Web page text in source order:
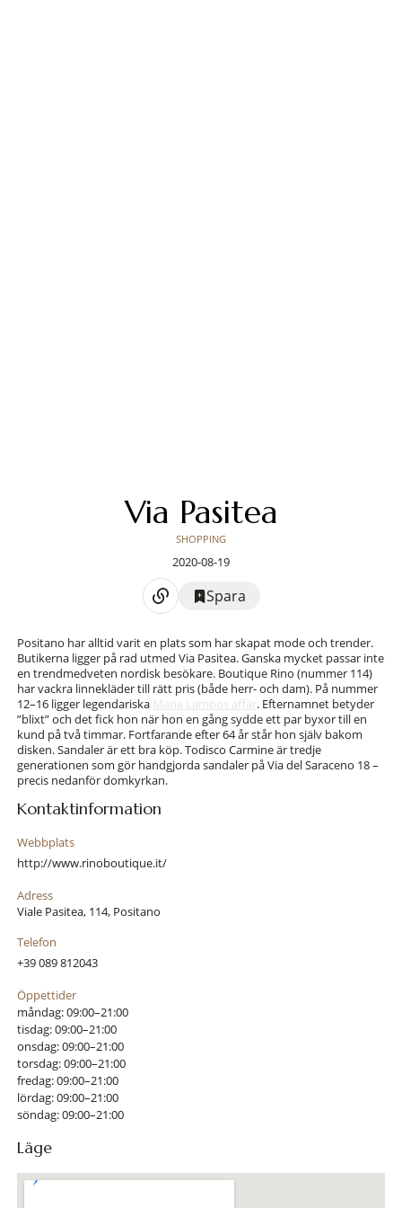
Via Pasitea
SHOPPING
2020-08-19
Spara
Positano har alltid varit en plats som har skapat mode och trender.
Butikerna ligger på rad utmed Via Pasitea. Ganska mycket passar inte
en trendmedveten nordisk besökare. Boutique Rino (nummer 114)
har vackra linnekläder till rätt pris (både herr- och dam). På nummer
12–16 ligger legendariska Maria Lampos affär. Efternamnet betyder
”blixt” och det fick hon när hon en gång sydde ett par byxor till en
kund på två timmar. Fortfarande efter 64 år står hon själv bakom
disken. Sandaler är ett bra köp. Todisco Carmine är tredje
generationen som gör handgjorda sandaler på Via del Saraceno 18 –
precis nedanför domkyrkan.
Kontaktinformation
Webbplats
http://www.rinoboutique.it/
Adress
Viale Pasitea, 114, Positano
Telefon
+39 089 812043
Öppettider
måndag: 09:00–21:00
tisdag: 09:00–21:00
onsdag: 09:00–21:00
torsdag: 09:00–21:00
fredag: 09:00–21:00
lördag: 09:00–21:00
söndag: 09:00–21:00
Läge